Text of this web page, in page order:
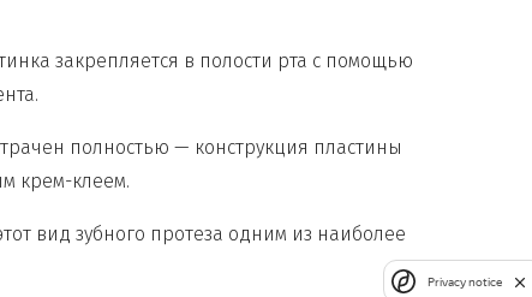
закрепляется в полости рта с помощью
полностью — конструкция пластины
крем-клеем.
вид зубного протеза одним из наиболее
Privacy notice